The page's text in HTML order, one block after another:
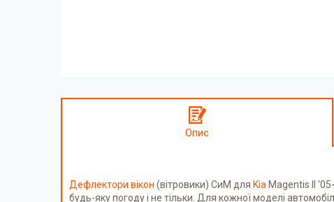
Опис
Дефлектори вікон (вітровики) СиМ для Kia Magentis II
будь-яку погоду і не тільки. Для кожної моделі